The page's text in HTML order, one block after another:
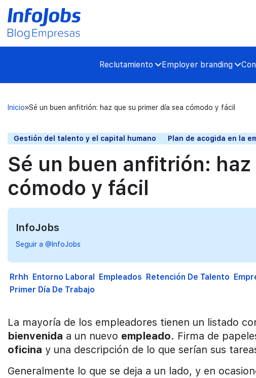
Reclutamiento Employer branding
Inicio Sé un buen anfitrión: haz que su primer día sea cómodo y fácil
Gestión del talento y el capital humano Plan de acogida en la
Sé un buen anfitrión:
cómodo y fácil
InfoJobs
Seguir a @InfoJobs
Rrhh Entorno Laboral Empleados Retención De Talento
Primer Día De Trabajo
La mayoría de los empleadores tienen un listado
bienvenida a un nuevo empleado. Firma de
oficina y una descripción de lo que serían sus
Generalmente lo que se deja a un lado, y en